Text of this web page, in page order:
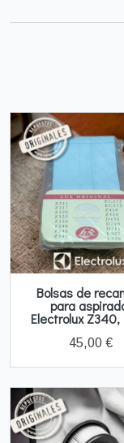
Bolsas de
para
Electrolux Z340,
45,00 €